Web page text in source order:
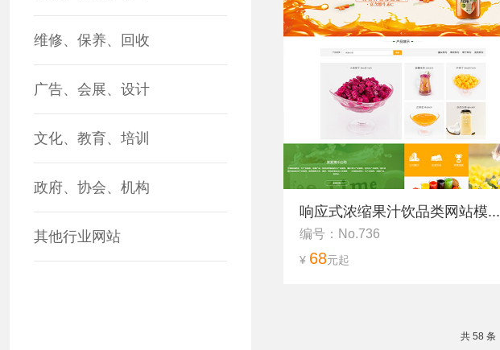
维修、保养、回收
广告、会展、设计
文化、教育、培训
政府、协会、机构
其他行业网站
响应式浓缩果汁饮品类网站模...
编号：No.736
¥ 68元起
共 58 条